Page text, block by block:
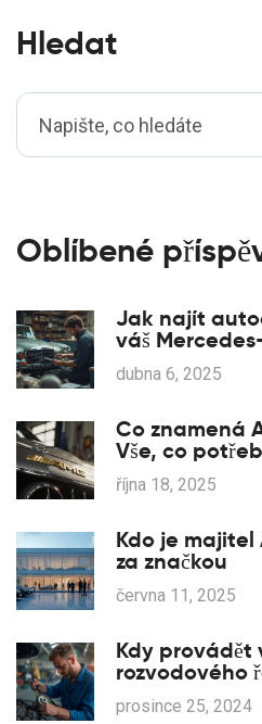
Hledat
Oblíbené
Jak najít
váš
dubna 6, 2025
Co znamená
Vše, co
října 18, 2025
Kdo je majitel
za značkou
června 11, 2025
Kdy provádět
rozvodového
Clio
prosince 25, 2024